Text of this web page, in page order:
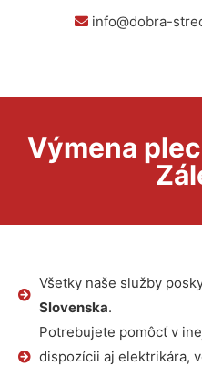
info@dobra-
Výmena
Všetky naše služby
Slovenska.
Potrebujete pomôcť v
dispozícii aj elektrikára,